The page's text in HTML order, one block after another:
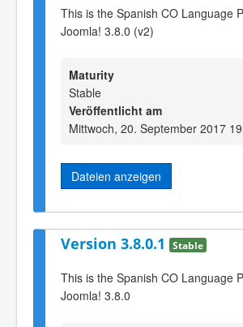
This is the Spanish CO Language
Joomla! 3.8.0 (v2)
Maturity
Stable
Veröffentlicht am
Mittwoch, 20. September 2017
Dateien anzeigen
Version 3.8.0.1 Stable
This is the Spanish CO Language
Joomla! 3.8.0